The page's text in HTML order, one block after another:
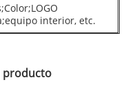
interior, etc.
producto